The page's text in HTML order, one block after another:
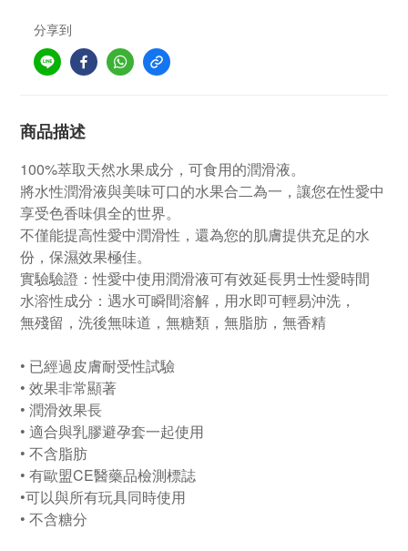
分享到
商品描述
100%萃取天然水果成分，可食用的潤滑液。
將水性潤滑液與美味可口的水果合二為一，讓您在性愛中
享受色香味俱全的世界。
不僅能提高性愛中潤滑性，還為您的肌膚提供充足的水
份，保濕效果極佳。
實驗驗證：性愛中使用潤滑液可有效延長男士性愛時間
水溶性成分：遇水可瞬間溶解，用水即可輕易沖洗，
無殘留，洗後無味道，無糖類，無脂肪，無香精
• 已經過皮膚耐受性試驗
• 效果非常顯著
• 潤滑效果長
• 適合與乳膠避孕套一起使用
• 不含脂肪
• 有歐盟CE醫藥品檢測標誌
•可以與所有玩具同時使用
• 不含糖分